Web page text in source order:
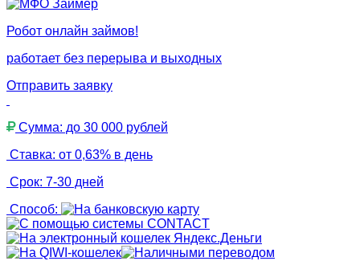
Робот онлайн займов!
работает без перерыва и выходных
Отправить заявку
Сумма: до 30 000 рублей
Ставка: от 0,63% в день
Срок: 7-30 дней
Способ: